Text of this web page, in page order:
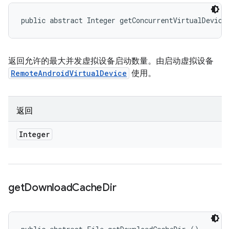
public abstract Integer
返回允许的最大并发虚拟设备启动数量。由启动虚拟设备
RemoteAndroidVirtualDevice 使用。
返回
Integer
getDownloadCacheDir